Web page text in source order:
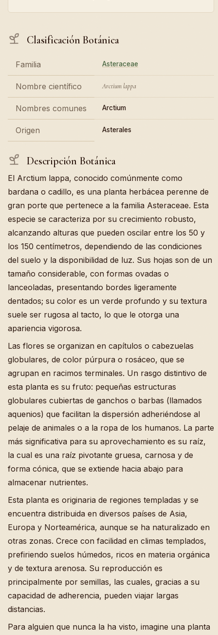
Clasificación Botánica
Familia Asteraceae
Nombre científico Arctium lappa
Nombres comunes Arctium
Origen Asterales
Descripción Botánica
El Arctium lappa, conocido comúnmente como
bardana o cadillo, es una planta herbácea perenne de
gran porte que pertenece a la familia Asteraceae. Esta
especie se caracteriza por su crecimiento robusto,
alcanzando alturas que pueden oscilar entre los 50 y
los 150 centímetros, dependiendo de las condiciones
del suelo y la disponibilidad de luz. Sus hojas son de un
tamaño considerable, con formas ovadas o
lanceoladas, presentando bordes ligeramente
dentados; su color es un verde profundo y su textura
suele ser rugosa al tacto, lo que le otorga una
apariencia vigorosa.
Las flores se organizan en capítulos o cabezuelas
globulares, de color púrpura o rosáceo, que se
agrupan en racimos terminales. Un rasgo distintivo de
esta planta es su fruto: pequeñas estructuras
globulares cubiertas de ganchos o barbas (llamados
aquenios) que facilitan la dispersión adheriéndose al
pelaje de animales o a la ropa de los humanos. La parte
más significativa para su aprovechamiento es su raíz,
la cual es una raíz pivotante gruesa, carnosa y de
forma cónica, que se extiende hacia abajo para
almacenar nutrientes.
Esta planta es originaria de regiones templadas y se
encuentra distribuida en diversos países de Asia,
Europa y Norteamérica, aunque se ha naturalizado en
otras zonas. Crece con facilidad en climas templados,
prefiriendo suelos húmedos, ricos en materia orgánica
y de textura arenosa. Su reproducción es
principalmente por semillas, las cuales, gracias a su
capacidad de adherencia, pueden viajar largas
distancias.
Para alguien que nunca la ha visto, imagine una planta